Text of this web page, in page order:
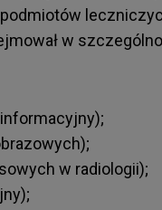
w
w radiologii);